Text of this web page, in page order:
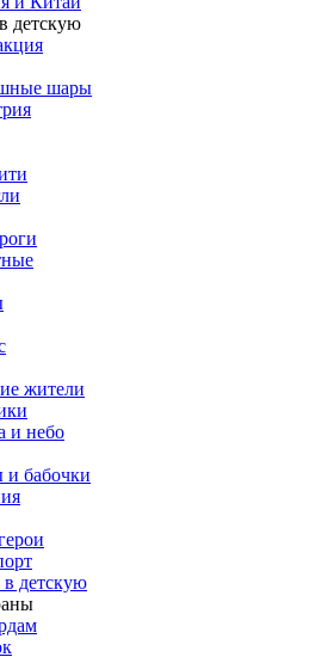
детскую
шары
жители
и небо
бабочки
детскую